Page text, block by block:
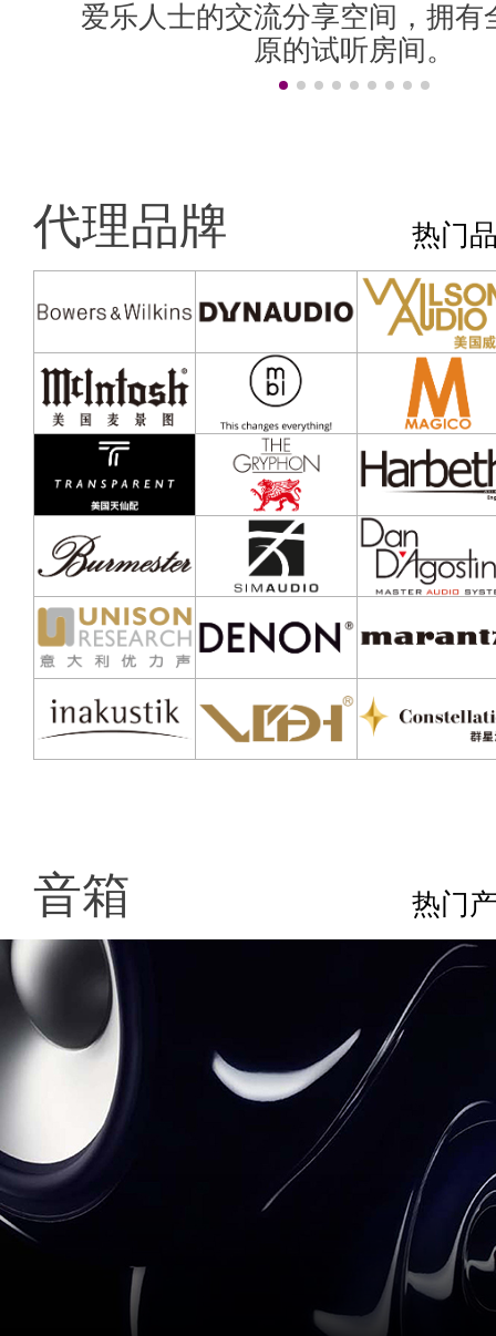
为精巧、简洁、宁静的听音室设
至三人的听音环境。
爱乐人士的交流分享空间，拥有
原的试听房间。
汇聚Dolby Atmos、DTS:X、
院技术，精准声画移动效
主题风格各异的声学房，拥有
间，都以无损声学处理方
设计理念是保持英式贵族风格，
居大厅无异。
“旧上海”风格，置身其中，轻啜
的乐韵中悠然自得！
设计简洁，全房建材主要用白雪
面加上德国式建筑线条图案，
非常时尚。
可调音设计，房间的音频响应
的。
采用 顶级的AV视听器材，营造
效果。
为精巧、简洁、宁静的听音室设
至三人的听音环境。
爱乐人士的交流分享空间，拥有
原的试听房间。
代理品牌 热门
音箱 热门